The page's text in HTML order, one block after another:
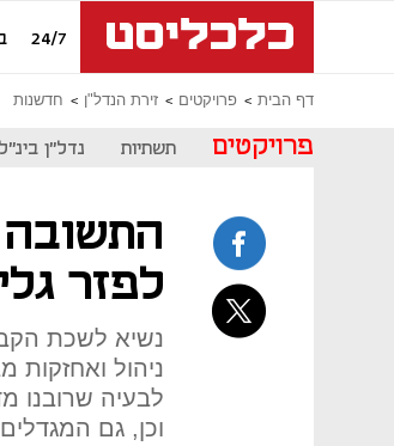
24/7
דף הבית פרויקטים זירת הנדל"ן חדשנות
פרויקטים תשתיות נדל"ן בינ"ל
לפזר
נשיא לשכת
ניהול ואחזקות
לבעיה שרובנו
וכן, גם